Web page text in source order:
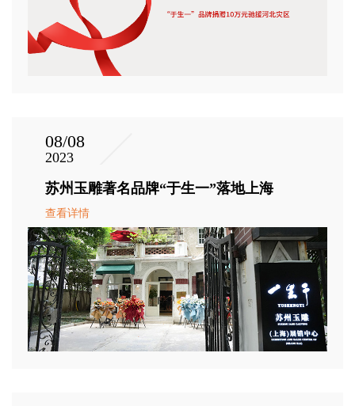
08/08
2023
苏州玉雕著名品牌“于生一”落地上海
查看详情